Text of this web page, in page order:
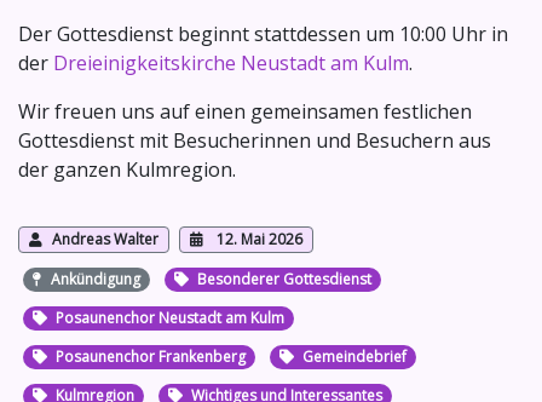
Der Gottesdienst beginnt stattdessen um 10:00 Uhr in
der Dreieinigkeitskirche Neustadt am Kulm.
Wir freuen uns auf einen gemeinsamen festlichen
Gottesdienst mit Besucherinnen und Besuchern aus
der ganzen Kulmregion.
Andreas Walter
12. Mai 2026
Ankündigung
Besonderer Gottesdienst
Posaunenchor Neustadt am Kulm
Posaunenchor Frankenberg
Gemeindebrief
Kulmregion
Wichtiges und Interessantes